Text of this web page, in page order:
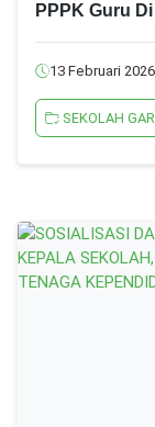
PPPK Guru
13 Februari 2026
SEKOLAH